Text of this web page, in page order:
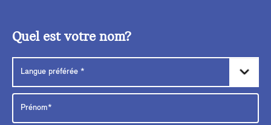
Quel est votre nom?